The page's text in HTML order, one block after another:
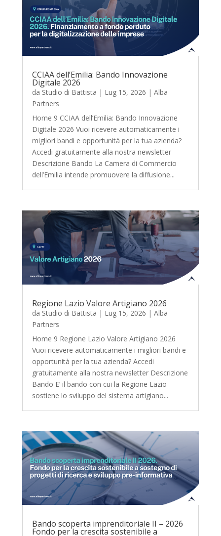
CCIAA dell’Emilia: Bando Innovazione
Digitale 2026
da Studio di Battista | Lug 15, 2026 | Alba
Partners
Home 9 CCIAA dell’Emilia: Bando Innovazione
Digitale 2026 Vuoi ricevere automaticamente i
migliori bandi e opportunità per la tua azienda?
Accedi gratuitamente alla nostra newsletter
Descrizione Bando La Camera di Commercio
dell’Emilia intende promuovere la diffusione...
Regione Lazio Valore Artigiano 2026
da Studio di Battista | Lug 15, 2026 | Alba
Partners
Home 9 Regione Lazio Valore Artigiano 2026
Vuoi ricevere automaticamente i migliori bandi e
opportunità per la tua azienda? Accedi
gratuitamente alla nostra newsletter Descrizione
Bando E’ il bando con cui la Regione Lazio
sostiene lo sviluppo del sistema artigiano...
Bando scoperta imprenditoriale II – 2026
Fondo per la crescita sostenibile a